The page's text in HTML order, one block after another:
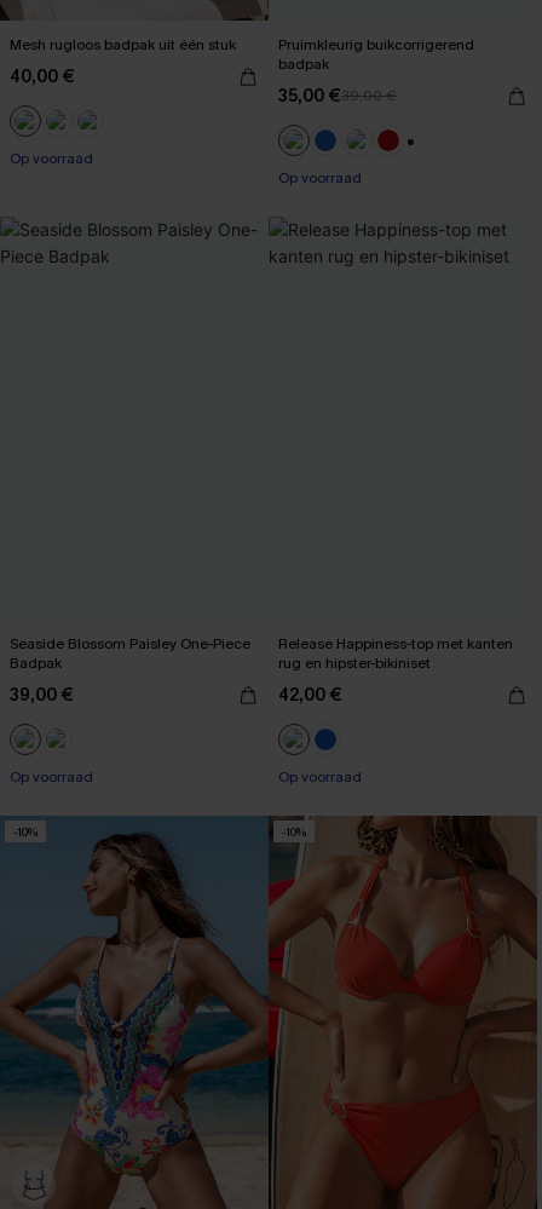
Mesh rugloos badpak uit één stuk
40,00 €
【AG18】2 met 10% korting
Op voorraad
Pruimkleurig buikcorrigerend
badpak
35,00 €39,00 €
【AG18】2 met 10% korting
Op voorraad
Seaside Blossom Paisley One-Piece
Badpak
39,00 €
【AG18】2 met 10% korting
Op voorraad
Release Happiness-top met kanten
rug en hipster-bikiniset
42,00 €
【AG18】2 met 10% korting
Op voorraad
-10% -10%